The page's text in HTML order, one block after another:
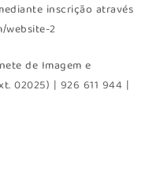
inscrição através
website-2
de Imagem e
02025) | 926 611 944 |